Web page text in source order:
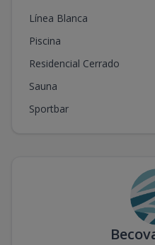
Línea Blanca
Piscina
Residencial Cerrado
Sauna
Sportbar